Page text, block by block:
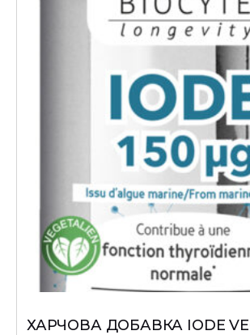
ХАРЧОВА ДОБАВКА IODE